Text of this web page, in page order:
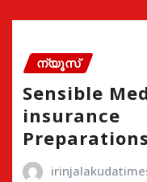
ന്യൂസ്
Sensible
insurance
Preparations